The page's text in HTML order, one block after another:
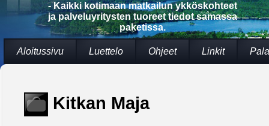
- Kaikki kotimaan matkailun ykköskohteet
ja palveluyritysten tuoreet tiedot samassa
paketissa.
Aloitussivu Luettelo Ohjeet Linkit
Kitkan Maja